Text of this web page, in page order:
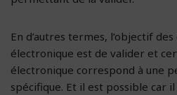
En d’autres termes, l’objectif
électronique est de valider et
électronique correspond à une
spécifique. Et il est possible car